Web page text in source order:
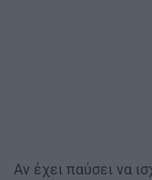
Αν έχει παύσει να